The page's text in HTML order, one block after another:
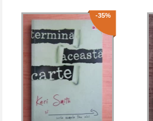
-35%